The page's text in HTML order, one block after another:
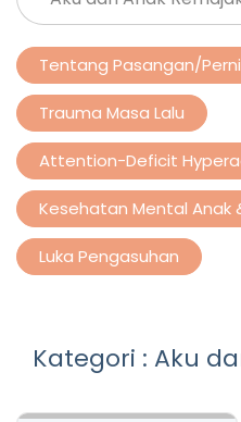
Tentang Pasangan/
Trauma Masa Lalu
Attention-Deficit
Kesehatan Mental Anak
Luka Pengasuhan
Kategori : Aku